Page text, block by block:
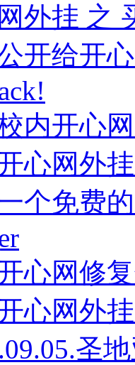
外挂 之
开给开
内开心
心网外
个免费
心网修
心网外
圣